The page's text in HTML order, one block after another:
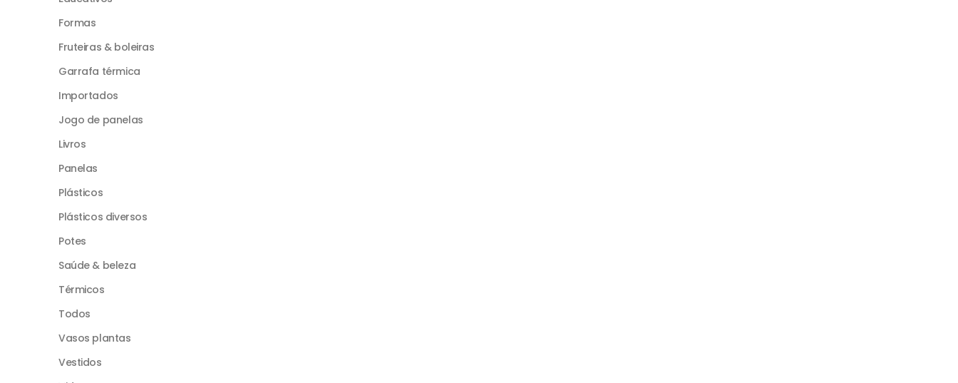
Formas
Fruteiras & boleiras
Garrafa térmica
Importados
Jogo de panelas
Livros
Panelas
Plásticos
Plásticos diversos
Potes
Saúde & beleza
Térmicos
Todos
Vasos plantas
Vestidos